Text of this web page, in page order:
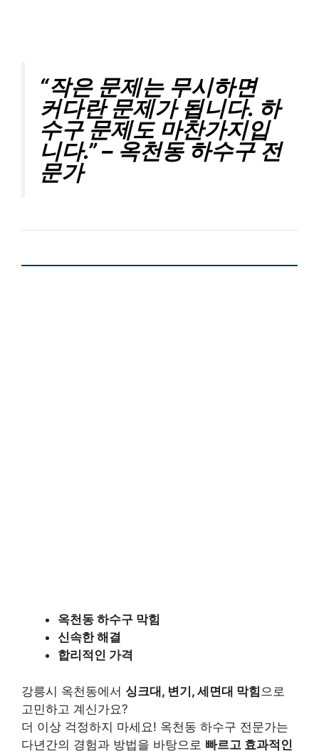
“작은 문제는 무시하면
커다란 문제가 됩니다. 하
수구 문제도 마찬가지입
니다.” – 옥천동 하수구 전
문가
옥천동 하수구 막힘
신속한 해결
합리적인 가격
강릉시 옥천동에서 싱크대, 변기, 세면대 막힘 으로
고민하고 계신가요?
더 이상 걱정하지 마세요! 옥천동 하수구 전문가는
다년간의 경험과 방법을 바탕으로 빠르고 효과적인